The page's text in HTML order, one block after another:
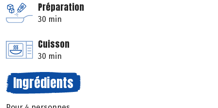
Préparation
30 min
Cuisson
30 min
Ingrédients